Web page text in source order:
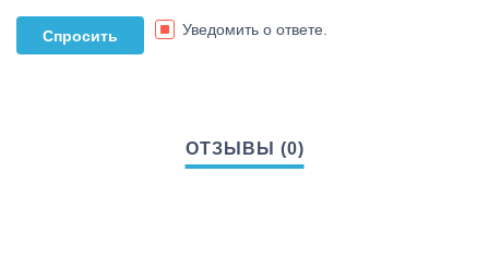
Уведомить о ответе.